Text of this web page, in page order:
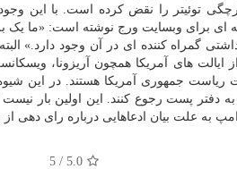
توئیتر را نقض کرده است. با این
ای برای وبسایت ورج نوشته است: «ما یک
گمراه کننده ای در آن وجود دارد.»
های آمریکا همچون آریزونا،
ریاست جمهوری آمریکا هستند. در این
دفتر پست رجوع کنند. این اولین بار
علت بیان ادعاهایی درباره رای دهی از
5.0
/ 5